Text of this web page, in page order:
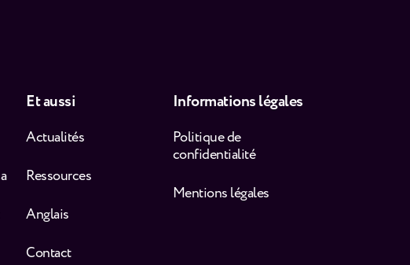
Et aussi
Actualités
Ressources
Anglais
Contact
Informations légales
Politique de
confidentialité
Mentions légales